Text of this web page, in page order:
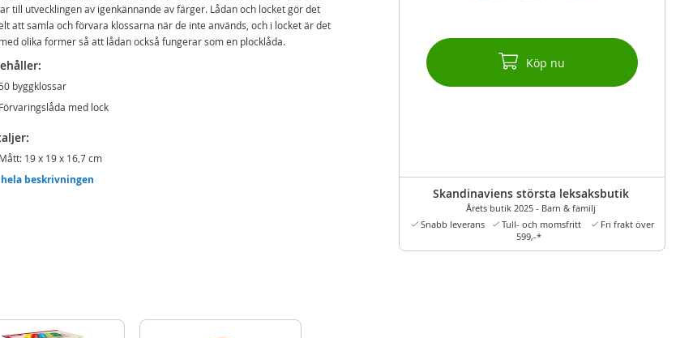
Köp nu
Skandinaviens största leksaksbutik
Årets butik 2025 - Barn & familj
Snabb leverans
Tull- och momsfritt
Fri frakt över
599,-*
till utvecklingen av igenkännande av färger. Lådan och locket gör det
att samla och förvara klossarna när de inte används, och i locket är det
olika former så att lådan också fungerar som en plocklåda.
50 byggklossar
Förvaringslåda med lock
Mått: 19 x 19 x 16,7 cm
från 18 månader
hela beskrivningen